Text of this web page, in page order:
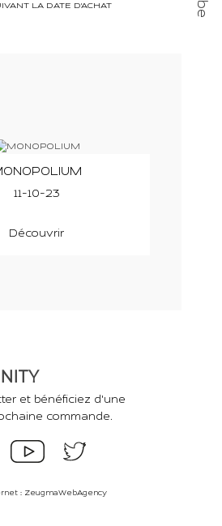
LA DATE D'ACHAT
11-10-23
Découvrir
et bénéficiez d'une
commande.
: ZeugmaWebAgency